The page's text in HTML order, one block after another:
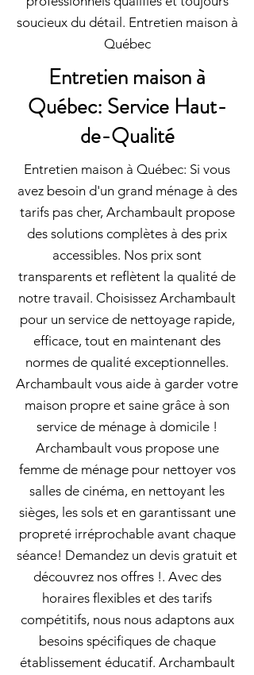
soucieux du détail. Entretien maison à
Québec
Entretien maison à
Québec: Service Haut-
de-Qualité
Entretien maison à Québec: Si vous
avez besoin d'un grand ménage à des
tarifs pas cher, Archambault propose
des solutions complètes à des prix
accessibles. Nos prix sont
transparents et reflètent la qualité de
notre travail. Choisissez Archambault
pour un service de nettoyage rapide,
efficace, tout en maintenant des
normes de qualité exceptionnelles.
Archambault vous aide à garder votre
maison propre et saine grâce à son
service de ménage à domicile !
Archambault vous propose une
femme de ménage pour nettoyer vos
salles de cinéma, en nettoyant les
sièges, les sols et en garantissant une
propreté irréprochable avant chaque
séance! Demandez un devis gratuit et
découvrez nos offres !. Avec des
horaires flexibles et des tarifs
compétitifs, nous nous adaptons aux
besoins spécifiques de chaque
établissement éducatif. Archambault